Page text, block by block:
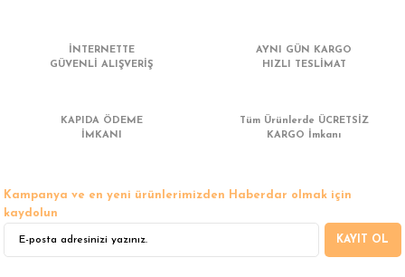
Ürün resmi kalitesiz, bozuk veya görüntülenemiyor.
Ürün bilgilerinde hatalar bulunuyor.
İNTERNETTE
GÜVENLİ ALIŞVERİŞ
AYNI GÜN KARGO
HIZLI TESLİMAT
KAPIDA ÖDEME
İMKANI
Tüm Ürünlerde ÜCRETSİZ
KARGO İmkanı
Kampanya ve en yeni ürünlerimizden Haberdar olmak için
kaydolun
KAYIT OL